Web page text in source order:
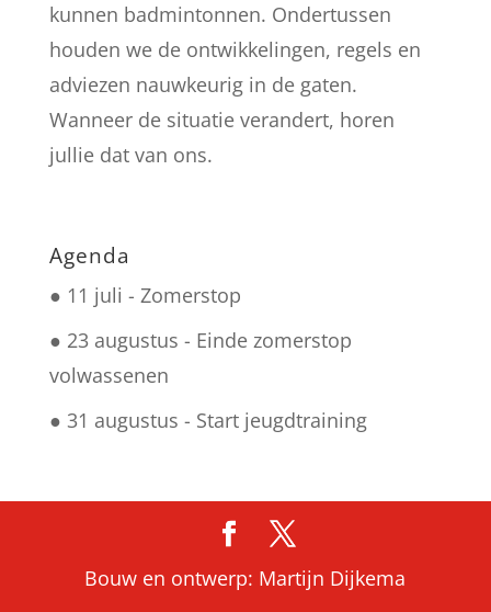
kunnen badmintonnen. Ondertussen
houden we de ontwikkelingen, regels en
adviezen nauwkeurig in de gaten.
Wanneer de situatie verandert, horen
jullie dat van ons.
Agenda
● 11 juli - Zomerstop
● 23 augustus - Einde zomerstop
volwassenen
● 31 augustus - Start jeugdtraining
Bouw en ontwerp: Martijn Dijkema